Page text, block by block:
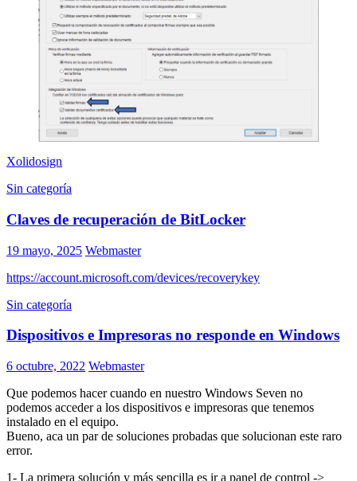
Xolidosign
Sin categoría
Claves de recuperación de BitLocker
19 mayo, 2025 Webmaster
https://account.microsoft.com/devices/recoverykey
Sin categoría
Dispositivos e Impresoras no responde en Windows
6 octubre, 2022 Webmaster
Que podemos hacer cuando en nuestro Windows Seven no
podemos acceder a los dispositivos e impresoras que tenemos
instalado en el equipo.
Bueno, aca un par de soluciones probadas que solucionan este raro
error.
1- La primera solución y más sencilla es ir a panel de control ->